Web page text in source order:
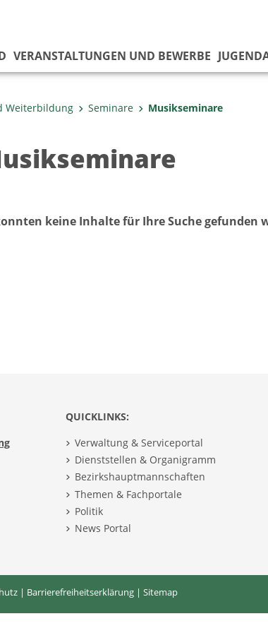
VERANSTALTUNGEN UND BEWERBE
Weiterbildung Seminare Musikseminare
keine Inhalte für Ihre Suche gefunden
QUICKLINKS:
Verwaltung & Serviceportal
Dienststellen & Organigramm
Bezirkshauptmannschaften
Themen & Fachportale
Politik
News Portal
| Barrierefreiheitserklärung | Sitemap